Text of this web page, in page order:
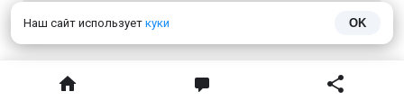
Наш сайт использует куки OK
Язык сайта